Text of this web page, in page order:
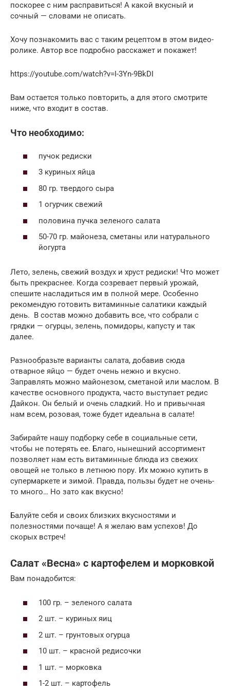
поскорее с ним расправиться! А какой вкусный и
сочный — словами не описать.
Хочу познакомить вас с таким рецептом в этом видео-
ролике. Автор все подробно расскажет и покажет!
https://youtube.com/watch?v=I-3Yn-9BkDI
Вам остается только повторить, а для этого смотрите
ниже, что входит в состав.
Что необходимо:
пучок редиски
3 куриных яйца
80 гр. твердого сыра
1 огурчик свежий
половина пучка зеленого салата
50-70 гр. майонеза, сметаны или натурального
йогурта
Лето, зелень, свежий воздух и хруст редиски! Что может
быть прекраснее. Когда созревает первый урожай,
спешите насладиться им в полной мере. Особенно
рекомендую готовить витаминные салатики каждый
день. В состав можно добавить все, что собрали с
грядки — огурцы, зелень, помидоры, капусту и так
далее.
Разнообразьте варианты салата, добавив сюда
отварное яйцо — будет очень нежно и вкусно.
Заправлять можно майонезом, сметаной или маслом. В
качестве основного продукта, часто выступает редис
Дайкон. Он белый и очень сладкий. Но и привычная
нам всем, розовая, тоже будет идеальна в салате!
Забирайте нашу подборку себе в социальные сети,
чтобы не потерять ее. Благо, нынешний ассортимент
позволяет нам есть витаминные блюда из свежих
овощей не только в летнюю пору. Их можно купить в
супермаркете и зимой. Правда, пользы будет не очень-
то много… Но зато как вкусно!
Балуйте себя и своих близких вкусностями и
полезностями почаще! А я желаю вам успехов! До
скорых встреч!
Салат «Весна» с картофелем и морковкой
Вам понадобится:
100 гр. – зеленого салата
2 шт. – куриных яиц
2 шт. – грунтовых огурца
10 шт. – красной редисочки
1 шт. – морковка
1-2 шт. – картофель